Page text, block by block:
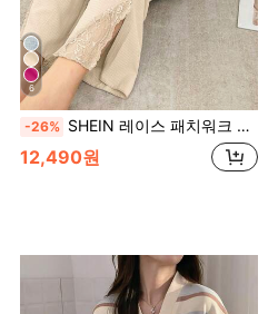
6
-26% SHEIN 레이스 패치워크 시스루 숄더 가디건 반팔 & 긴 바지 여성 잠옷 세트
12,490원